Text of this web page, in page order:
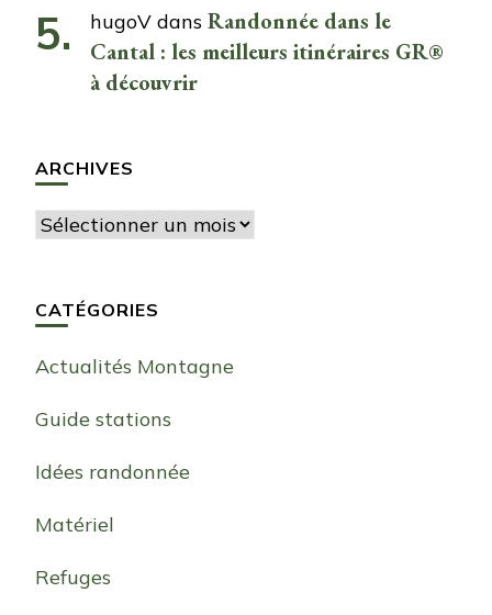
hugoV dans Randonnée dans le
Cantal : les meilleurs itinéraires GR®
à découvrir
ARCHIVES
Archives
CATÉGORIES
Actualités Montagne
Guide stations
Idées randonnée
Matériel
Refuges